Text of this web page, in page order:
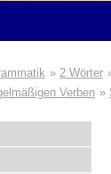
2 Wörter
Verben